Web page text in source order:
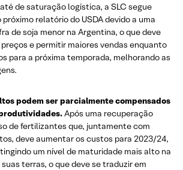
de saturação logística, a SLC segue
relatório do USDA devido a uma
de soja menor na Argentina, o que deve
e permitir maiores vendas enquanto
para a próxima temporada, melhorando as
podem ser parcialmente compensados
Após uma recuperação
de fertilizantes que, juntamente com
deve aumentar os custos para 2023/24,
um nível de maturidade mais alto na
terras, o que deve se traduzir em